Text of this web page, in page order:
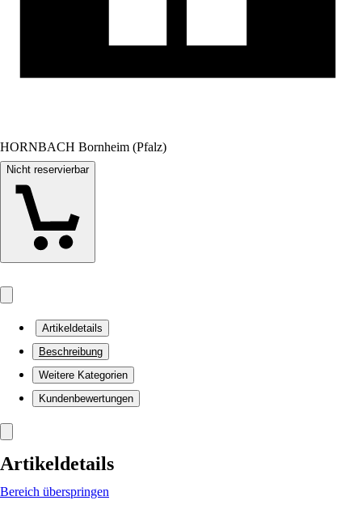
HORNBACH Bornheim (Pfalz)
Nicht reservierbar
Artikeldetails
Beschreibung
Weitere Kategorien
Kundenbewertungen
Artikeldetails
Bereich überspringen